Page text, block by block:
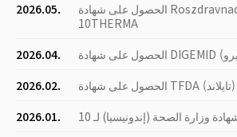
2026.05.
الحصول على شهادة Roszdravnadzor (روسيا) لـ
10THERMA
2026.04.
2026.02.
2026.01.